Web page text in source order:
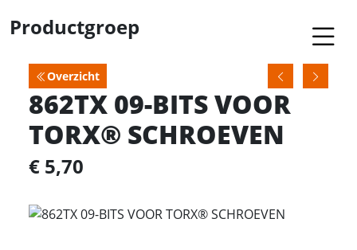
Productgroep
Overzicht
862TX 09-BITS VOOR
TORX® SCHROEVEN
€ 5,70